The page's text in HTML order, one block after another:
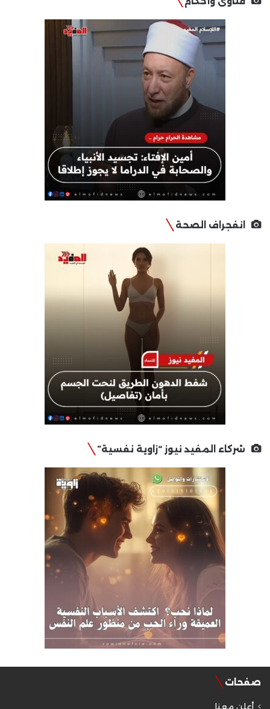
انفجراف الصحة
شركاء المفيد نيوز “زاوية نفسية”
صفحات
أعلن معنا